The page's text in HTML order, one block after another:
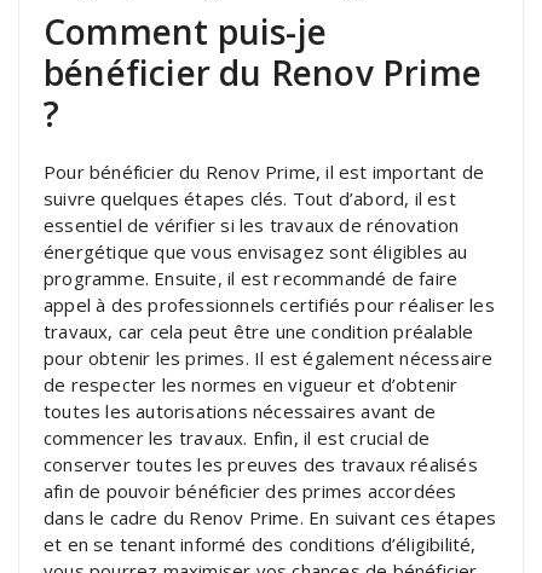
Comment puis-je
bénéficier du Renov Prime
?
Pour bénéficier du Renov Prime, il est important de
suivre quelques étapes clés. Tout d’abord, il est
essentiel de vérifier si les travaux de rénovation
énergétique que vous envisagez sont éligibles au
programme. Ensuite, il est recommandé de faire
appel à des professionnels certifiés pour réaliser les
travaux, car cela peut être une condition préalable
pour obtenir les primes. Il est également nécessaire
de respecter les normes en vigueur et d’obtenir
toutes les autorisations nécessaires avant de
commencer les travaux. Enfin, il est crucial de
conserver toutes les preuves des travaux réalisés
afin de pouvoir bénéficier des primes accordées
dans le cadre du Renov Prime. En suivant ces étapes
et en se tenant informé des conditions d’éligibilité,